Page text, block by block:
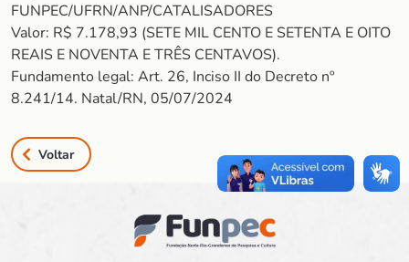
FUNPEC/UFRN/ANP/CATALISADORES
Valor: R$ 7.178,93 (SETE MIL CENTO E SETENTA E OITO
REAIS E NOVENTA E TRÊS CENTAVOS).
Fundamento legal: Art. 26, Inciso II do Decreto nº
8.241/14. Natal/RN, 05/07/2024
Voltar